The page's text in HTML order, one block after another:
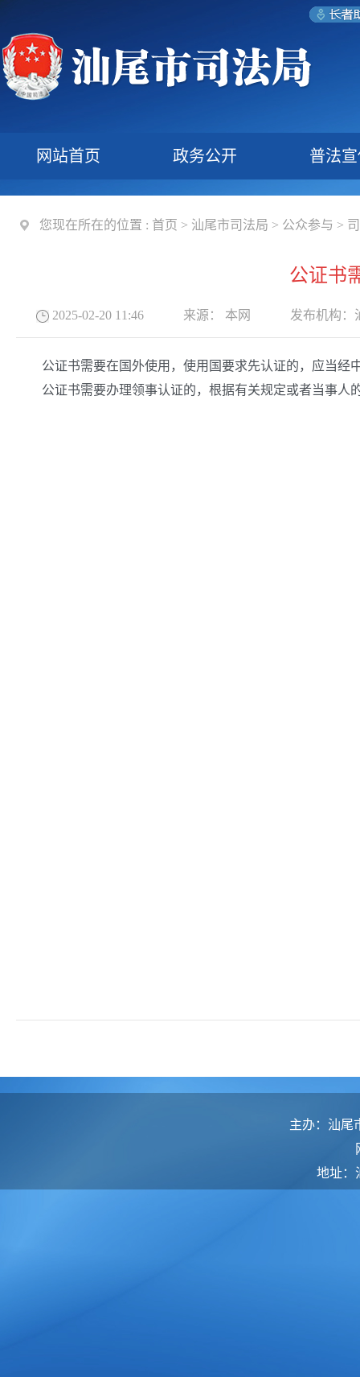
网站首页 政务公开 普法
您现在所在的位置 : 首页 > 汕尾市司法局 > 公众参与 >
公证书
2025-02-20 11:46 来源： 本网 发布机构：
公证书需要在国外使用，使用国要求先认证的，应当经
公证书需要办理领事认证的，根据有关规定或者当事人
主办：汕尾
地址：